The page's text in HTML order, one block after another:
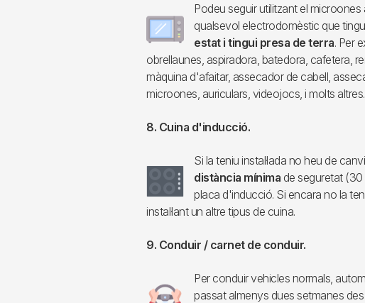
Imagen
Podeu seguir utilitzant el microones
qualsevol electrodomèstic que
estat i tingui presa de terra. Per
obrellaunes, aspiradora, batedora, cafetera,
màquina d'afaitar, assecador de cabell,
microones, auriculars, videojocs, i molts altres.
8. Cuina d'inducció.
Imagen
Si la teniu instal·lada no heu de
distància mínima de seguretat
placa d'inducció. Si encara no la
instal·lant un altre tipus de cuina.
9. Conduir / carnet de conduir.
Imagen
Per conduir vehicles normals,
passat almenys dues setmanes